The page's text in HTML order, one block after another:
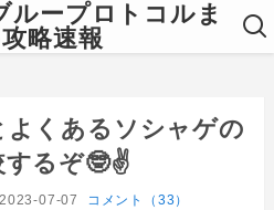
ループロトコルま
略速報
よくあるソシャゲの
するぞ🤓✌
2023-07-07 コメント（33）